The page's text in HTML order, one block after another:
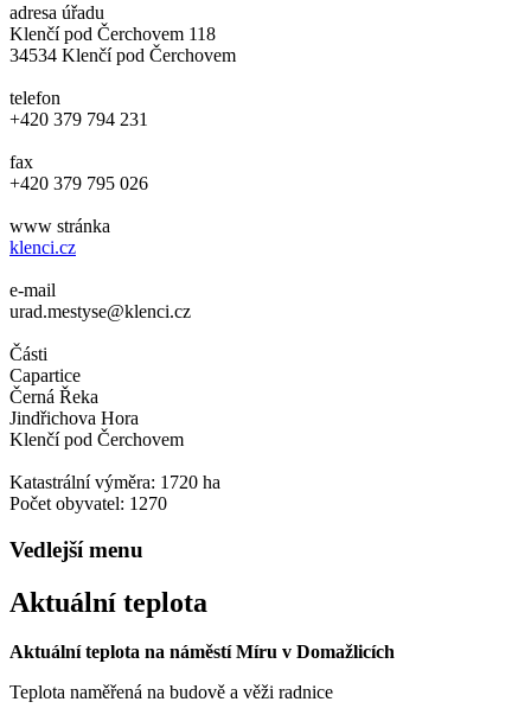
adresa úřadu
Klenčí pod Čerchovem 118
34534 Klenčí pod Čerchovem
telefon
+420 379 794 231
fax
+420 379 795 026
www stránka
klenci.cz
e-mail
urad.mestyse@klenci.cz
Části
Capartice
Černá Řeka
Jindřichova Hora
Klenčí pod Čerchovem
Katastrální výměra: 1720 ha
Počet obyvatel: 1270
Vedlejší menu
Aktuální teplota
Aktuální teplota na náměstí Míru v Domažlicích
Teplota naměřená na budově a věži radnice